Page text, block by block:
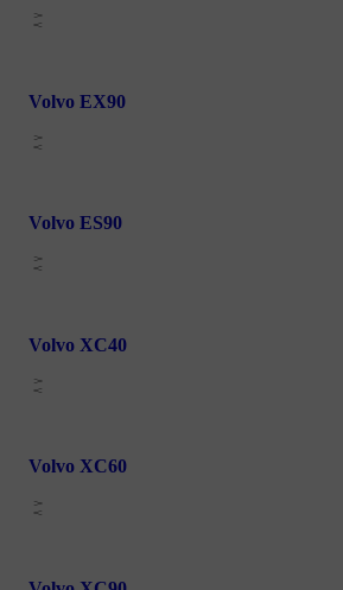
Volvo EX90
Volvo ES90
Volvo XC40
Volvo XC60